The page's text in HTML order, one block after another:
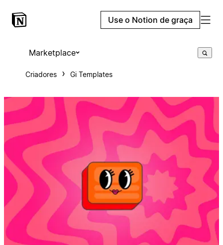
Use o Notion de graça
Marketplace
Criadores Gi Templates